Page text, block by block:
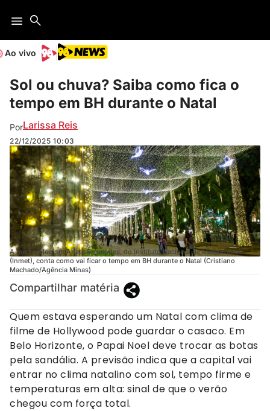
Ao vivo
Sol ou chuva? Saiba como fica o
tempo em BH durante o Natal
PorLarissa Reis
22/12/2025 10:03
A meteorologista Anete Fernandes, do Instituto Nacional de Meteorologia
(Inmet), conta como vai ficar o tempo em BH durante o Natal (Cristiano
Machado/Agência Minas)
Compartilhar matéria
Quem estava esperando um Natal com clima de
filme de Hollywood pode guardar o casaco. Em
Belo Horizonte, o Papai Noel deve trocar as botas
pela sandália. A previsão indica que a capital vai
entrar no clima natalino com sol, tempo firme e
temperaturas em alta: sinal de que o verão
chegou com força total.